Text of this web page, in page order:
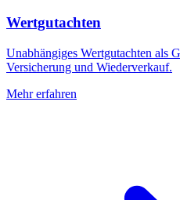
Wertgutachten
Unabhängiges Wertgutachten als
Versicherung und Wiederverkauf.
Mehr erfahren